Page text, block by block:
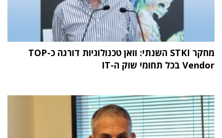
מחקר STKI השנתי: וואן טכנולוגיות דורגה כ-TOP
Vendor בכל תחומי שוק ה-IT